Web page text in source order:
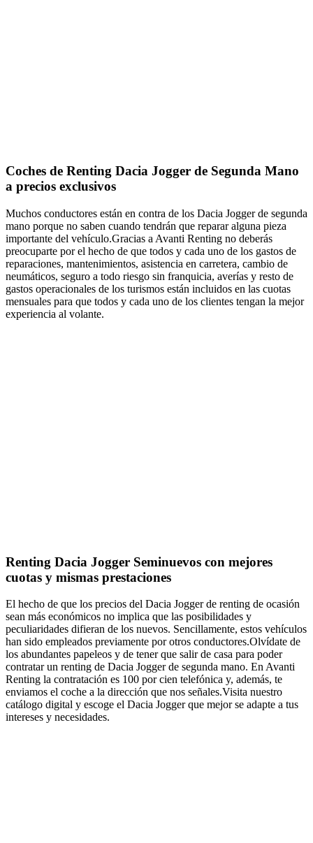
Coches de Renting Dacia Jogger de Segunda Mano
a precios exclusivos
Muchos conductores están en contra de los Dacia Jogger de segunda
mano porque no saben cuando tendrán que reparar alguna pieza
importante del vehículo.Gracias a Avanti Renting no deberás
preocuparte por el hecho de que todos y cada uno de los gastos de
reparaciones, mantenimientos, asistencia en carretera, cambio de
neumáticos, seguro a todo riesgo sin franquicia, averías y resto de
gastos operacionales de los turismos están incluidos en las cuotas
mensuales para que todos y cada uno de los clientes tengan la mejor
experiencia al volante.
Renting Dacia Jogger Seminuevos con mejores
cuotas y mismas prestaciones
El hecho de que los precios del Dacia Jogger de renting de ocasión
sean más económicos no implica que las posibilidades y
peculiaridades difieran de los nuevos. Sencillamente, estos vehículos
han sido empleados previamente por otros conductores.Olvídate de
los abundantes papeleos y de tener que salir de casa para poder
contratar un renting de Dacia Jogger de segunda mano. En Avanti
Renting la contratación es 100 por cien telefónica y, además, te
enviamos el coche a la dirección que nos señales.Visita nuestro
catálogo digital y escoge el Dacia Jogger que mejor se adapte a tus
intereses y necesidades.